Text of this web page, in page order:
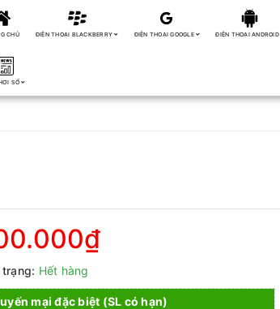
CHỦ ĐIỆN THOẠI BLACKBERRY ĐIỆN THOẠI GOOGLE ĐIỆN THOẠI ANDROID
SỐ
trạng: Hết hàng
mại đặc biệt (SL có hạn)